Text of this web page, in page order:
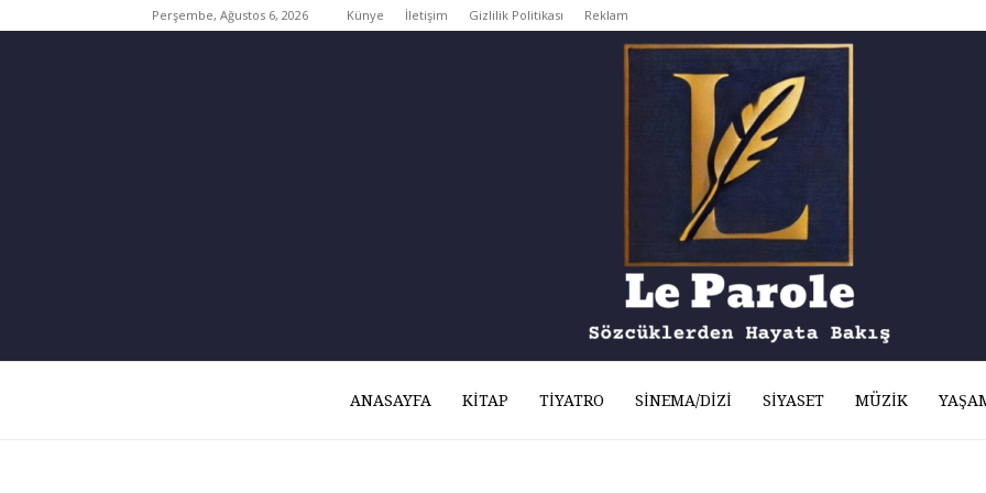
Perşembe, Ağustos 6, 2026 Künye İletişim Gizlilik Politikası Reklam
ANASAYFA KITAP TIYATRO SINEMA/DIZI SIYASET MÜZIK